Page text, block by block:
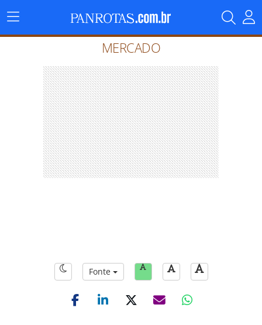
Menu
Principal
MERCADO
Fonte